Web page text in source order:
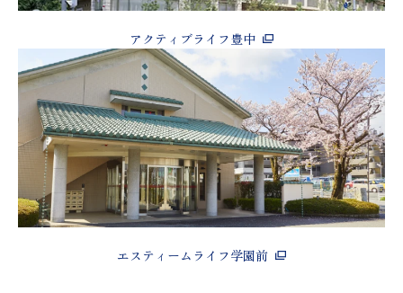
アクティブライフ豊中
エスティームライフ学園前